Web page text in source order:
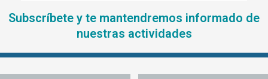
Subscríbete y te mantendremos informado de
nuestras actividades